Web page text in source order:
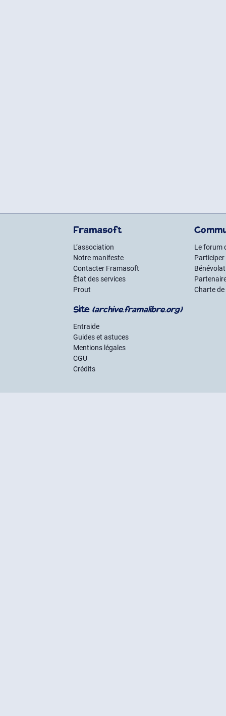
Framasoft
L’association
Notre manifeste
Contacter Framasoft
État des services
Prout
Le forum
Participer
Charte
Site (archive.framalibre.org)
Entraide
Guides et astuces
Mentions légales
CGU
Crédits